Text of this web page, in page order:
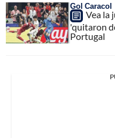
Gol Caracol
Vea la
'quitaron
Portugal